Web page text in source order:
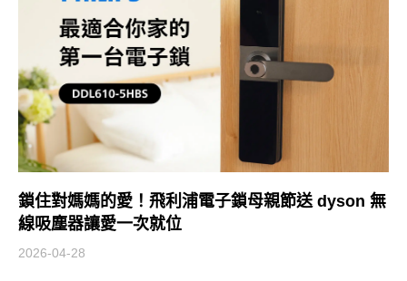
鎖住對媽媽的愛！飛利浦電子鎖母親節送 dyson 無
線吸塵器讓愛一次就位
2026-04-28